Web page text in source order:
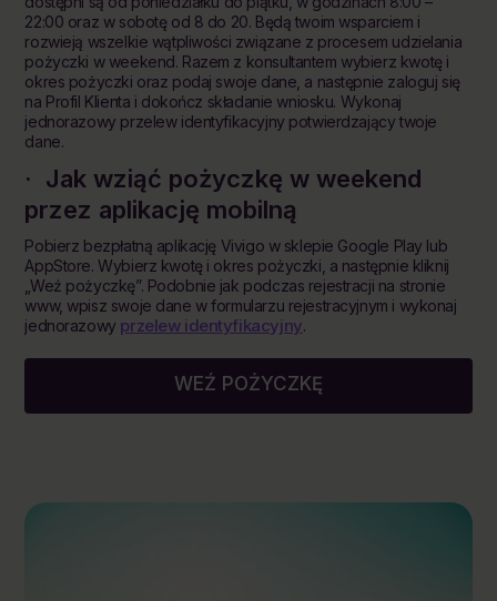
22:00 oraz w sobotę od 8 do 20. Będą twoim wsparciem i
rozwieją wszelkie wątpliwości związane z procesem udzielania
pożyczki w weekend. Razem z konsultantem wybierz kwotę i
okres pożyczki oraz podaj swoje dane, a następnie zaloguj się
na Profil Klienta i dokończ składanie wniosku. Wykonaj
jednorazowy przelew identyfikacyjny potwierdzający twoje
dane.
· Jak wziąć pożyczkę w weekend
przez aplikację mobilną
Pobierz bezpłatną aplikację Vivigo w sklepie Google Play lub
AppStore. Wybierz kwotę i okres pożyczki, a następnie kliknij
„Weź pożyczkę”. Podobnie jak podczas rejestracji na stronie
www, wpisz swoje dane w formularzu rejestracyjnym i wykonaj
jednorazowy przelew identyfikacyjny.
WEŹ POŻYCZKĘ